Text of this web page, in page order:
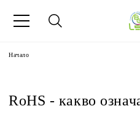
Начало
RoHS - какво